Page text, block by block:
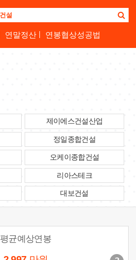
연말정산 연봉협상성공법
제이에스건설산업
정일종합건설
오케이종합건설
리아스테크
대보건설
평균예상연봉